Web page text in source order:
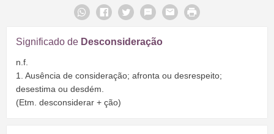
Significado de Desconsideração
n.f.
1. Ausência de consideração; afronta ou desrespeito;
desestima ou desdém.
(Etm. desconsiderar + ção)